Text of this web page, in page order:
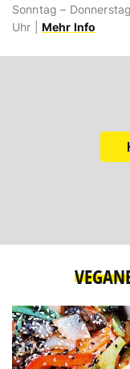
Sonntag –
Uhr | Mehr Info